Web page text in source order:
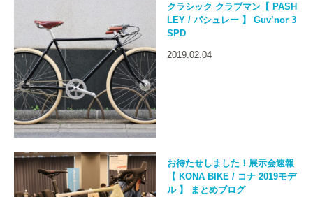
クラシック クラブマン【 PASH
LEY / パシュレー 】 Guv’nor 3
SPD
2019.02.04
お待たせしました！展示会速報
【 KONA BIKE / コナ 2019モデ
ル 】 まとめブログ